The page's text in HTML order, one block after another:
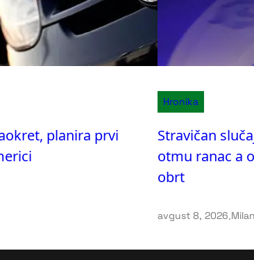
planira prvi
Hronika
Stravičan
otmu ranac a
obrt
avgust 8, 2026.